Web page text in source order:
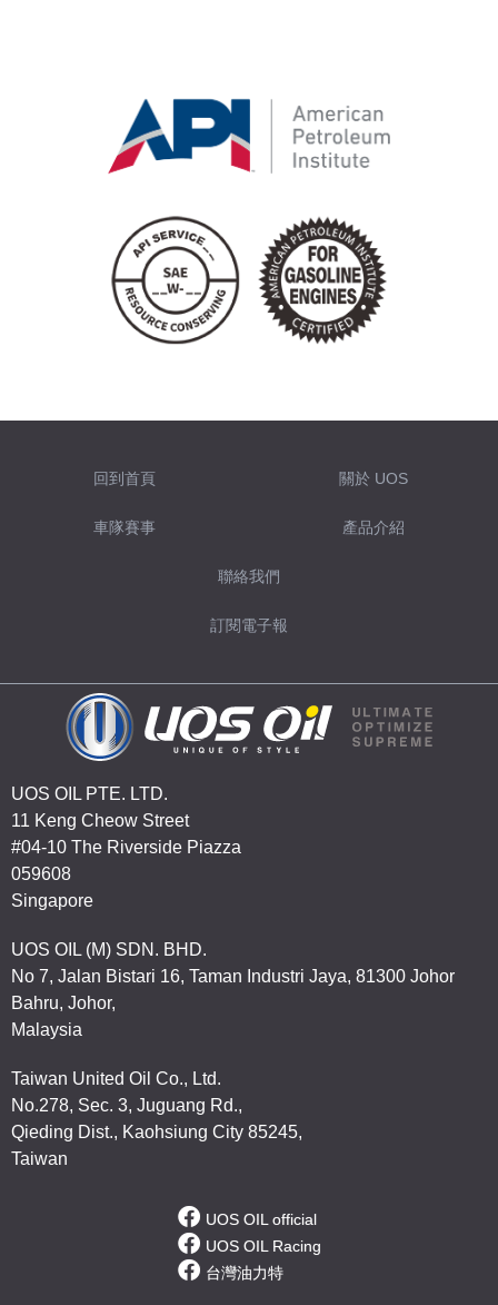
回到首頁 關於 UOS
車隊賽事 產品介紹
聯絡我們
訂閱電子報
UOS OIL PTE. LTD.
11 Keng Cheow Street
#04-10 The Riverside Piazza
059608
Singapore
UOS OIL (M) SDN. BHD.
No 7, Jalan Bistari 16, Taman Industri Jaya, 81300 Johor
Bahru, Johor,
Malaysia
Taiwan United Oil Co., Ltd.
No.278, Sec. 3, Juguang Rd.,
Qieding Dist., Kaohsiung City 85245,
Taiwan
UOS OIL official
UOS OIL Racing
台灣油力特